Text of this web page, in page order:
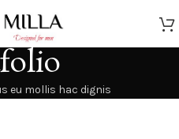
eu mollis hac dignis